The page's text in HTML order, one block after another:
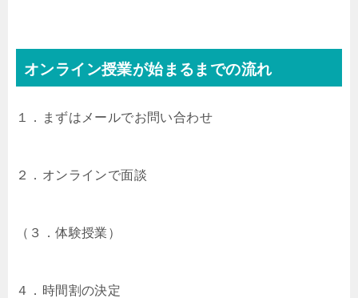
オンライン授業が始まるまでの流れ
１．まずはメールでお問い合わせ
２．オンラインで面談
（３．体験授業）
４．時間割の決定